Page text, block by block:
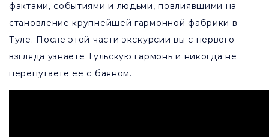
фактами, событиями и людьми, повлиявшими на
становление крупнейшей гармонной фабрики в
Туле. После этой части экскурсии вы с первого
взгляда узнаете Тульскую гармонь и никогда не
перепутаете её с баяном.